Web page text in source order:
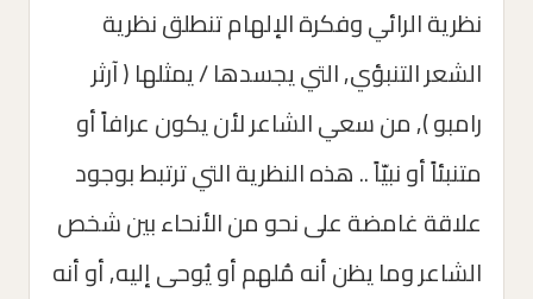
نظرية الرائي وفكرة الإلهام تنطلق نظرية
الشعر التنبؤي, التي يجسدها / يمثلها ( آرثر
رامبو ), من سعي الشاعر لأن يكون عرافاً أو
متنبئاً أو نبيّاً .. هذه النظرية التي ترتبط بوجود
علاقة غامضة على نحو من الأنحاء بين شخص
الشاعر وما يظن أنه مُلهم أو يُوحى إليه, أو أنه